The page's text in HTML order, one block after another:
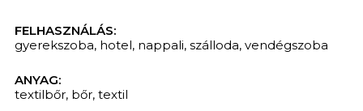
FELHASZNÁLÁS:
gyerekszoba, hotel, nappali, szálloda, vendégszoba
ANYAG:
textilbőr, bőr, textil